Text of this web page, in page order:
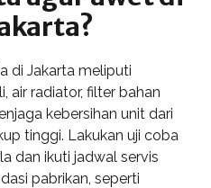
di Jakarta meliputi
air radiator, filter bahan
kebersihan unit dari
tinggi. Lakukan uji coba
dan ikuti jadwal servis
pabrikan, seperti